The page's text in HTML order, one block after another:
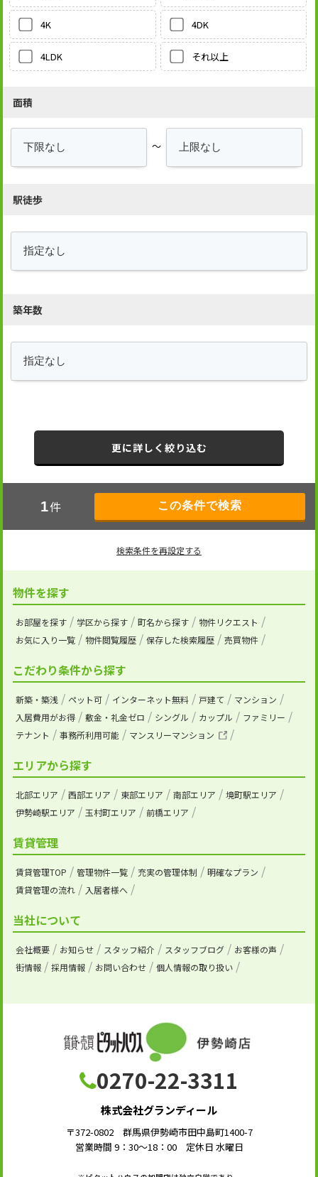
4K 4DK
4LDK それ以上
面積
～
駅徒歩
築年数
更に詳しく絞り込む
1件
検索条件を再設定する
物件を探す
お部屋を探す 学区から探す 町名から探す
物件リクエスト
お気に入り一覧
物件閲覧履歴 保存した検索履歴 売買物件
こだわり条件から探す
新築・築浅 ペット可 インターネット無料 戸建て
マンション
入居費用がお得
敷金・礼金ゼロ シングル カップル
ファミリー
テナント
事務所利用可能 マンスリーマンション
エリアから探す
北部エリア 西部エリア 東部エリア 南部エリア
境町駅エリア
伊勢崎駅エリア
玉村町エリア 前橋エリア
賃貸管理
賃貸管理TOP 管理物件一覧 充実の管理体制
明確なプラン
賃貸管理の流れ
入居者様へ
当社について
会社概要 お知らせ スタッフ紹介 スタッフブログ
お客様の声
街情報
採用情報 お問い合わせ 個人情報の取り扱い
0270-22-3311
株式会社グランディール
〒372-0802 群馬県伊勢崎市田中島町1400-7
営業時間 9：30～18：00 定休日 水曜日